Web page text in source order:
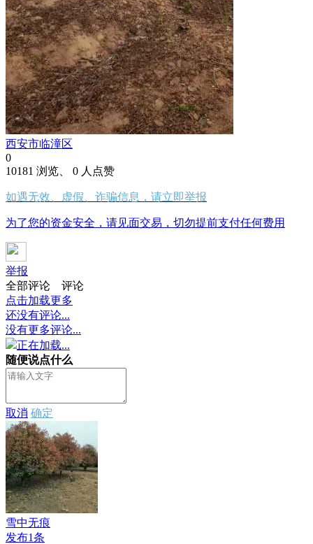
西安市临潼区
0
10181 浏览、 0 人点赞
如遇无效、虚假、诈骗信息，请立即举报
为了您的资金安全，请见面交易，切勿提前支付任何费用
举报
全部评论
评论
点击加载更多
还没有评论...
没有更多评论...
正在加载...
随便说点什么
取消 确定
雪中无痕
发布1条